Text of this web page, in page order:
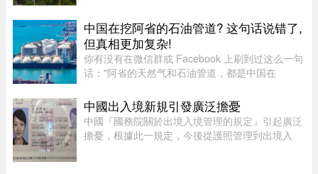
曼省省长 Gary Doer 一同出席仪式。Giffin 表
示：“这不仅体现了美国政 ...
中国在挖阿省的石油管道? 这句话说错了,
但真相更加复杂!
你有没有在微信群或 Facebook 上刷到过这么一句
话："阿省的天然气和石油管道，都是中国在
片，看起来"有图有真相"。那它到底是不是真的？
答案很简单：不准确，甚至可以说 ...
中國出入境新規引發廣泛擔憂
中國『國務院關於出境入境管理的規定』引起廣泛
擔憂，根據此一規定，今後從護照管理到出境入